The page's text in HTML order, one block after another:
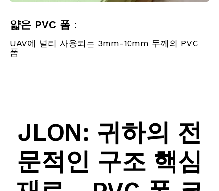
얇은 PVC 폼 :
UAV에 널리 사용되는 3mm-10mm 두께의 PVC
폼
JLON: 귀하의 전
문적인 구조 핵심